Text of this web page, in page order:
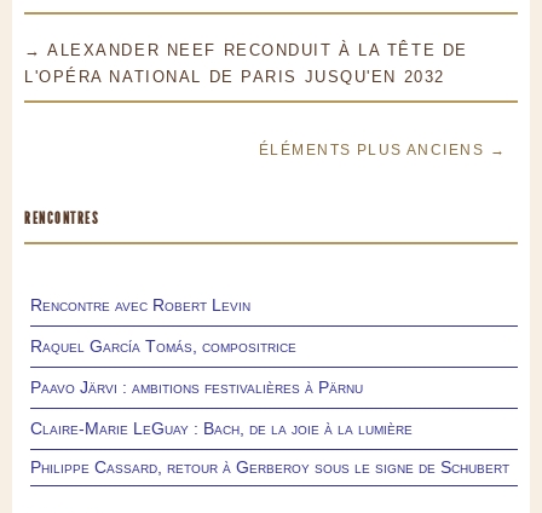
→ ALEXANDER NEEF RECONDUIT À LA TÊTE DE
L'OPÉRA NATIONAL DE PARIS JUSQU'EN 2032
ÉLÉMENTS PLUS ANCIENS →
RENCONTRES
Rencontre avec Robert Levin
Raquel García Tomás, compositrice
Paavo Järvi : ambitions festivalières à Pärnu
Claire-Marie LeGuay : Bach, de la joie à la lumière
Philippe Cassard, retour à Gerberoy sous le signe de Schubert